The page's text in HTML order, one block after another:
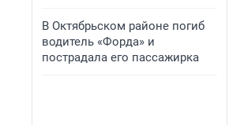
В Октябрьском районе погиб
водитель «Форда» и
пострадала его пассажирка